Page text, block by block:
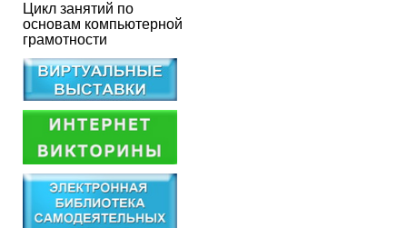
Цикл занятий по
основам компьютерной
грамотности